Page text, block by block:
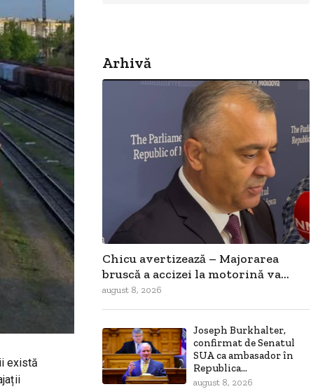
există
Arhivă
Chicu avertizează – Majorarea
bruscă a accizei la motorină va...
august 8, 2026
Joseph Burkhalter,
confirmat de Senatul
SUA ca ambasador în
Republica...
august 8, 2026